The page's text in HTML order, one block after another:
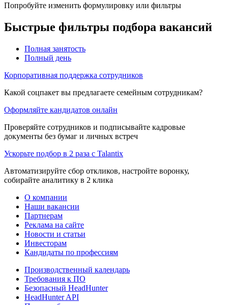
Попробуйте изменить формулировку или фильтры
Быстрые фильтры подбора вакансий
Полная занятость
Полный день
Корпоративная поддержка сотрудников
Какой соцпакет вы предлагаете семейным сотрудникам?
Оформляйте кандидатов онлайн
Проверяйте сотрудников и подписывайте кадровые
документы без бумаг и личных встреч
Ускорьте подбор в 2 раза с Talantix
Автоматизируйте сбор откликов, настройте воронку,
собирайте аналитику в 2 клика
О компании
Наши вакансии
Партнерам
Реклама на сайте
Новости и статьи
Инвесторам
Кандидаты по профессиям
Производственный календарь
Требования к ПО
Безопасный HeadHunter
HeadHunter API